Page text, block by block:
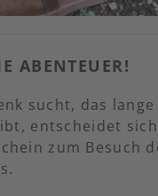
ABENTEUER!
sucht, das
entscheidet
zum Besuch